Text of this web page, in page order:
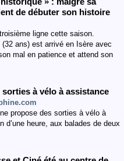
de débuter son histoire
ligne cette saison.
(32 ans) est arrivé en Isère avec
mal en patience et attend son
à vélo à assistance
propose des sorties à vélo à
d’une heure, aux balades de deux